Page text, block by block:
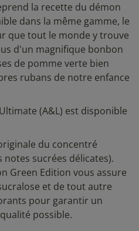
la recette du démon
dans la même gamme, le
que tout le monde y trouve
d'un magnifique bonbon
de pomme verte bien
rubans de notre enfance
(A&L) est disponible
du concentré
notes sucrées délicates).
Green Edition vous assure
et de tout autre
pour garantir un
possible.